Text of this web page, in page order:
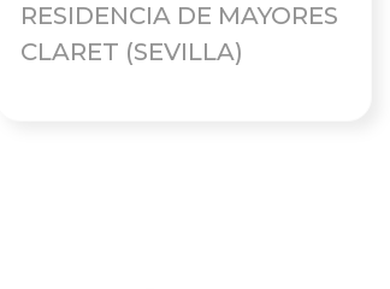
RESIDENCIA DE MAYORES
CLARET (SEVILLA)